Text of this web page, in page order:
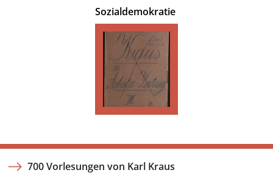
Sozialdemokratie
700 Vorlesungen von Karl Kraus